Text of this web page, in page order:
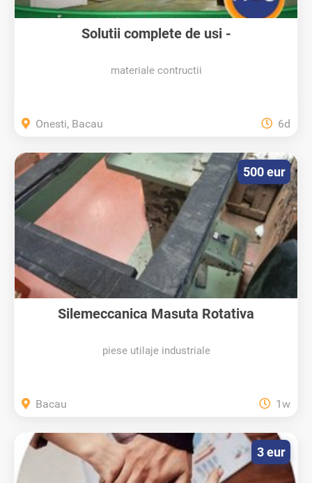
Solutii complete de usi -
materiale contructii
Onesti, Bacau 6d
Silemeccanica Masuta Rotativa
piese utilaje industriale
500 eur
Bacau 1w
3 eur